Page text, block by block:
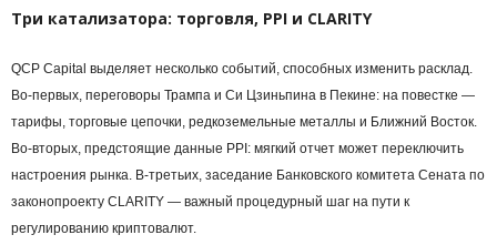
Три катализатора: торговля, PPI и CLARITY
QCP Capital выделяет несколько событий, способных изменить расклад.
Во-первых, переговоры Трампа и Си Цзиньпина в Пекине: на повестке —
тарифы, торговые цепочки, редкоземельные металлы и Ближний Восток.
Во-вторых, предстоящие данные PPI: мягкий отчет может переключить
настроения рынка. В-третьих, заседание Банковского комитета Сената по
законопроекту CLARITY — важный процедурный шаг на пути к
регулированию криптовалют.